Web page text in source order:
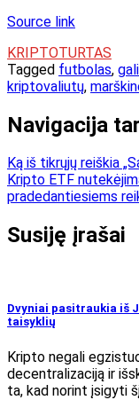
Source link
KRIPTOTURTAS
Tagged futbolas, gali
kriptovaliutų,
Navigacija
Ką iš tikrųjų reiškia
Kripto ETF
pradedantiesiems
Susiję įrašai
Dvyniai pasitraukia iš
taisyklių
Kripto negali
decentralizaciją ir
ta, kad norint įsigyti